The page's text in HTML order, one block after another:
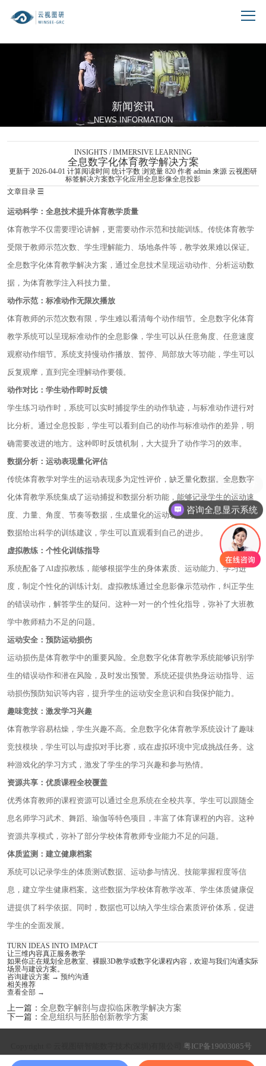
新闻资讯
NEWS INFORMATION
INSIGHTS / IMMERSIVE LEARNING
全息数字化体育教学解决方案
更新于 2026-04-01 计算阅读时间 统计字数 浏览量 820 作者 admin 来源 云视图研
标签解决方案数字化应用全息影像全息投影
文章目录 ☰
运动科学：全息技术提升体育教学质量
体育教学不仅需要理论讲解，更需要动作示范和技能训练。传统体育教学
受限于教师示范次数、学生理解能力、场地条件等，教学效果难以保证。
全息数字化体育教学解决方案，通过全息技术呈现运动动作、分析运动数
据，为体育教学注入科技力量。
动作示范：标准动作无限次播放
体育教师的示范次数有限，学生难以看清每个动作细节。全息数字化体育
教学系统可以呈现标准动作的全息影像，学生可以从任意角度、任意速度
观察动作细节。系统支持慢动作播放、暂停、局部放大等功能，学生可以
反复观摩，直到完全理解动作要领。
动作对比：学生动作即时反馈
学生练习动作时，系统可以实时捕捉学生的动作轨迹，与标准动作进行对
比分析。通过全息投影，学生可以看到自己的动作与标准动作的差异，明
确需要改进的地方。这种即时反馈机制，大大提升了动作学习的效率。
数据分析：运动表现量化评估
传统体育教学对学生的运动表现多为定性评价，缺乏量化数据。全息数字
化体育教学系统集成了运动捕捉和数据分析功能，能够记录学生的运动速
度、力量、角度、节奏等数据，生成量化的运动表现报告。教师可以基于
数据给出科学的训练建议，学生可以直观看到自己的进步。
虚拟教练：个性化训练指导
系统配备了AI虚拟教练，能够根据学生的身体素质、运动能力、学习进
度，制定个性化的训练计划。虚拟教练通过全息影像示范动作，纠正学生
的错误动作，解答学生的疑问。这种一对一的个性化指导，弥补了大班教
学中教师精力不足的问题。
运动安全：预防运动损伤
运动损伤是体育教学中的重要风险。全息数字化体育教学系统能够识别学
生的错误动作和潜在风险，及时发出预警。系统还提供热身运动指导、运
动损伤预防知识等内容，提升学生的运动安全意识和自我保护能力。
趣味竞技：激发学习兴趣
体育教学容易枯燥，学生兴趣不高。全息数字化体育教学系统设计了趣味
竞技模块，学生可以与虚拟对手比赛，或在虚拟环境中完成挑战任务。这
种游戏化的学习方式，激发了学生的学习兴趣和参与热情。
资源共享：优质课程全校覆盖
优秀体育教师的课程资源可以通过全息系统在全校共享。学生可以跟随全
息名师学习武术、舞蹈、瑜伽等特色项目，丰富了体育课程的内容。这种
资源共享模式，弥补了部分学校体育教师专业能力不足的问题。
体质监测：建立健康档案
系统可以记录学生的体质测试数据、运动参与情况、技能掌握程度等信
息，建立学生健康档案。这些数据为学校体育教学改革、学生体质健康促
进提供了科学依据。同时，数据也可以纳入学生综合素质评价体系，促进
学生的全面发展。
TURN IDEAS INTO IMPACT
让三维内容真正服务教学
如果你正在规划全息教室、裸眼3D教学或数字化课程内容，欢迎与我们沟通实际
场景与建设方案。
咨询建设方案 → 预约沟通
相关推荐
查看全部 →
上一篇： 全息数字解剖与虚拟临床教学解决方案
下一篇： 全息组织与胚胎创新教学方案
粤ICP备19003085号
咨询全息远程教学
咨询全息显示系统